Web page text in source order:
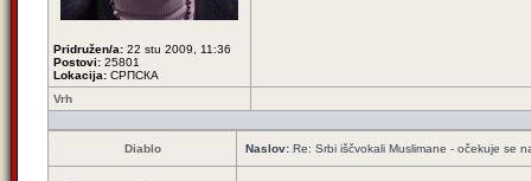
Pridružen/a: 22 stu 2009, 11:36
Postovi: 25801
Lokacija: СРПСКА
Vrh
Diablo Naslov: Re: Srbi iščvokali Muslimane - očekuje se